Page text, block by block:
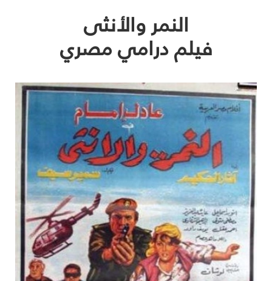
النمر والأنثى
فيلم درامي مصري